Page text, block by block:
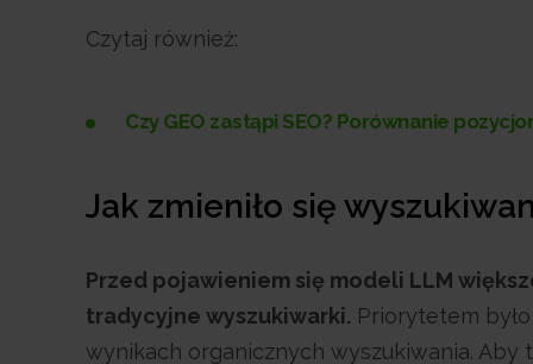
Czytaj również:
Czy GEO zastąpi SEO? Porównanie
Jak zmieniło się
Przed pojawieniem się modeli LLM
tradycyjne wyszukiwarki. Priorytetem
wynikach organicznych wyszukiwania.